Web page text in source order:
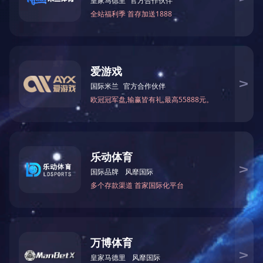
最大加工厚度：120mm
最大宽度：600mm
电机总功率：18KW
机床尺寸（长、宽、高）：1.8M×1.8M×1.5M
上一篇：牡丹江MSGR-RP630重型宽带砂光机
牡丹江木屋半自动梳齿榫开榫机
About
新闻资讯
News